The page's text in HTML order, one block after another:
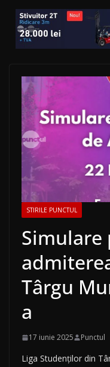
STIRILE PUNCTUL
Simulare
Târgu
a
17 iunie 2025 Punctul
Liga Studenților din